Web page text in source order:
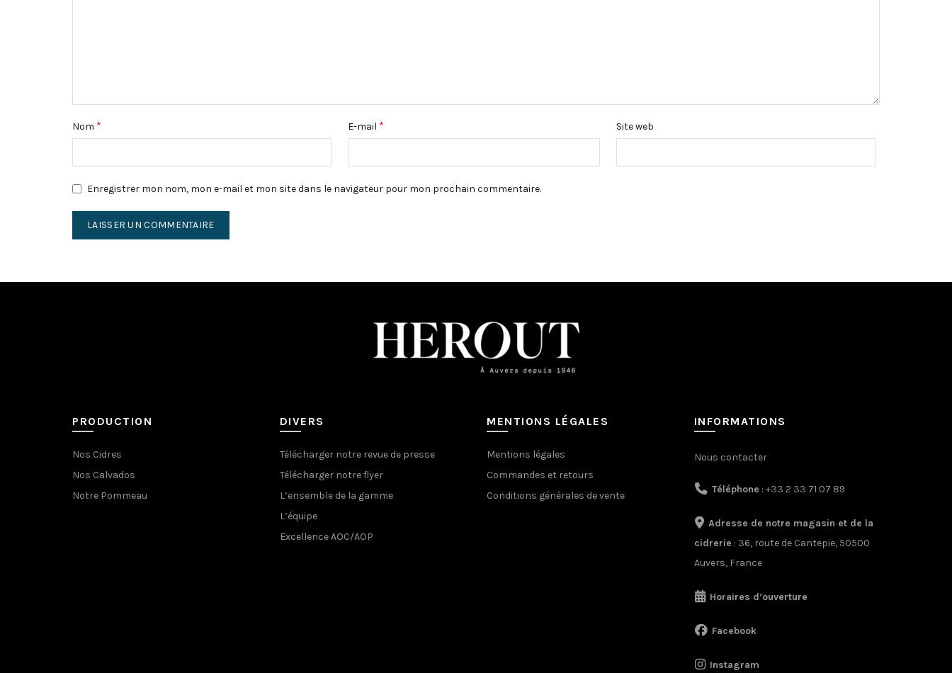
Nom * E-mail * Site web
Enregistrer mon nom, mon e-mail et mon site dans le navigateur pour mon prochain commentaire.
PRODUCTION
Nos Cidres
Nos Calvados
Notre Pommeau
DIVERS
Télécharger notre revue de presse
Télécharger notre flyer
L’ensemble de la gamme
L’équipe
Excellence AOC/AOP
MENTIONS LÉGALES
Mentions légales
Commandes et retours
Conditions générales de vente
INFORMATIONS
Nous contacter
Téléphone : +33 2 33 71 07 89
Adresse de notre magasin et de la
cidrerie : 36, route de Cantepie, 50500
Auvers, France
Horaires d’ouverture
Facebook
Instagram